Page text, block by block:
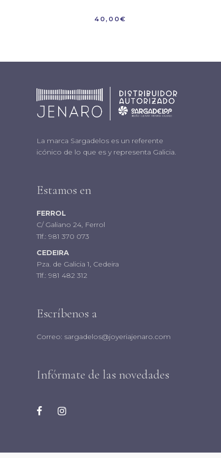
40,00€
La marca Sargadelos es un referente
icónico de lo que es y representa Galicia.
Estamos en
FERROL
C/ Galiano 24, Ferrol
Tlf.: 981 370 073
CEDEIRA
Pza. de Galicia 1, Cedeira
Tlf.: 981 482 312
Escríbenos a
Correo: sargadelos@joyeriajenaro.com
Infórmate de las novedades